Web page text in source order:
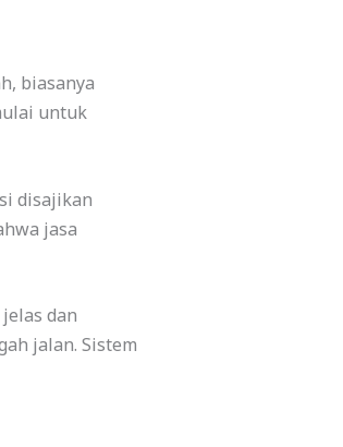
biasanya
untuk
disajikan
jasa
dan
jalan. Sistem